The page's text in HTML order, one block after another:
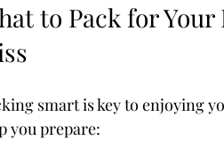
to Pack for Your
smart is key to enjoying
you prepare: